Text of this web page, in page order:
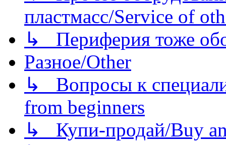
пластмасс/Service of
↳ Периферия тоже
Разное/Other
↳ Вопросы к
from beginners
↳ Купи-продай/Buy